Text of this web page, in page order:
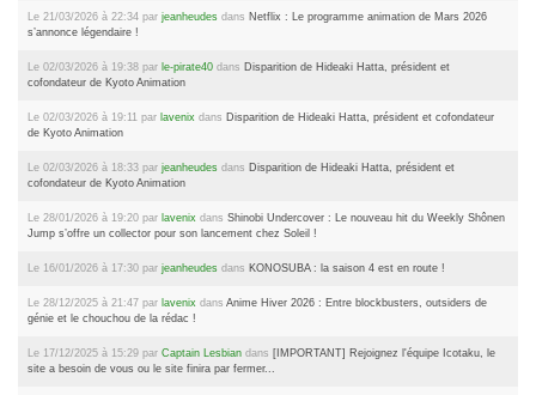
Le 21/03/2026 à 22:34 par jeanheudes dans Netflix : Le programme animation de Mars 2026
s’annonce légendaire !
Le 02/03/2026 à 19:38 par le-pirate40 dans Disparition de Hideaki Hatta, président et
cofondateur de Kyoto Animation
Le 02/03/2026 à 19:11 par lavenix dans Disparition de Hideaki Hatta, président et cofondateur
de Kyoto Animation
Le 02/03/2026 à 18:33 par jeanheudes dans Disparition de Hideaki Hatta, président et
cofondateur de Kyoto Animation
Le 28/01/2026 à 19:20 par lavenix dans Shinobi Undercover : Le nouveau hit du Weekly Shônen
Jump s’offre un collector pour son lancement chez Soleil !
Le 16/01/2026 à 17:30 par jeanheudes dans KONOSUBA : la saison 4 est en route !
Le 28/12/2025 à 21:47 par lavenix dans Anime Hiver 2026 : Entre blockbusters, outsiders de
génie et le chouchou de la rédac !
Le 17/12/2025 à 15:29 par Captain Lesbian dans [IMPORTANT] Rejoignez l'équipe Icotaku, le
site a besoin de vous ou le site finira par fermer...